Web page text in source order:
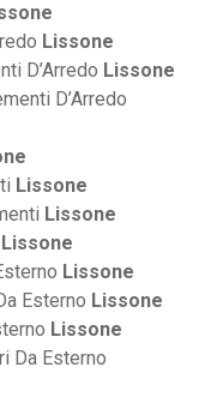
Lissone
D’Arredo Lissone
D’Arredo
Lissone
Lissone
Lissone
Lissone
Esterno Lissone
Lissone
Da Esterno